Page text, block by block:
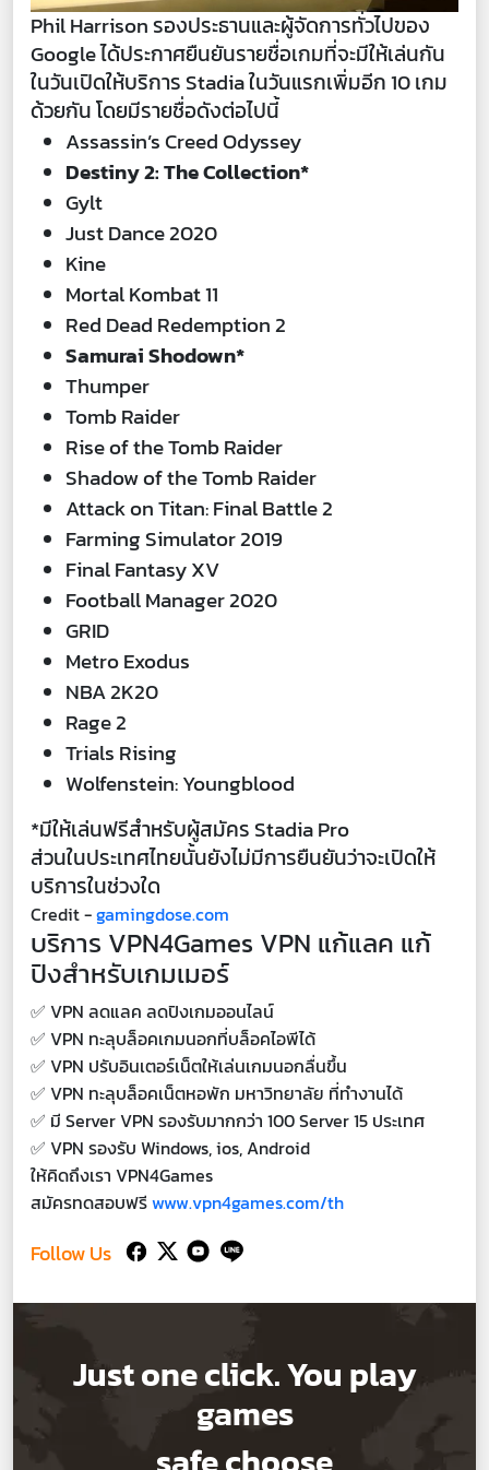
Phil Harrison รองประธานและผู้จัดการทั่วไปของ
Google ได้ประกาศยืนยันรายชื่อเกมที่จะมีให้เล่นกัน
ในวันเปิดให้บริการ Stadia ในวันแรกเพิ่มอีก 10 เกม
ด้วยกัน โดยมีรายชื่อดังต่อไปนี้
Assassin’s Creed Odyssey
Destiny 2: The Collection*
Gylt
Just Dance 2020
Kine
Mortal Kombat 11
Red Dead Redemption 2
Samurai Shodown*
Thumper
Tomb Raider
Rise of the Tomb Raider
Shadow of the Tomb Raider
Attack on Titan: Final Battle 2
Farming Simulator 2019
Final Fantasy XV
Football Manager 2020
GRID
Metro Exodus
NBA 2K20
Rage 2
Trials Rising
Wolfenstein: Youngblood
*มีให้เล่นฟรีสำหรับผู้สมัคร Stadia Pro
ส่วนในประเทศไทยนั้นยังไม่มีการยืนยันว่าจะเปิดให้
บริการในช่วงใด
Credit -gamingdose.com
บริการ VPN4Games VPN แก้แลค แก้
ปิงสำหรับเกมเมอร์
✅ VPN ลดแลค ลดปิงเกมออนไลน์
✅ VPN ทะลุบล็อคเกมนอกที่บล็อคไอพีได้
✅ VPN ปรับอินเตอร์เน็ตให้เล่นเกมนอกลื่นขึ้น
✅ VPN ทะลุบล็อคเน็ตหอพัก มหาวิทยาลัย ที่ทำงานได้
✅ มี Server VPN รองรับมากกว่า 100 Server 15 ประเทศ
✅ VPN รองรับ Windows, ios, Android
ให้คิดถึงเรา VPN4Games
สมัครทดสอบฟรีwww.vpn4games.com/th
Follow Us
Just one click. You play
games